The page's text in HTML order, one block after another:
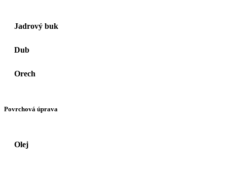
Jadrový buk
Dub
Orech
Povrchová úprava
Olej